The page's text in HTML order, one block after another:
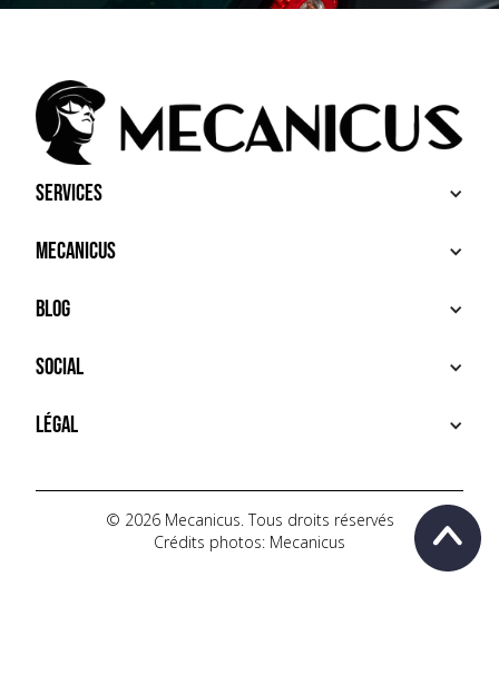
Services
ACHETER
VENDRE
SERVICES PREMIUM
Mecanicus
À PROPOS
HOUSE MECANICUS
CONTACT
Blog
NEWS
VIDÉOS
AUTOPÉDIA
Social
INSTAGRAM
TIKTOK
YOUTUBE
Légal
POLITIQUE DE CONFIDENTIALITÉ
© 2026 Mecanicus. Tous droits réservés
Crédits photos: Mecanicus